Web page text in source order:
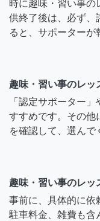
時に趣味・習い事の
供終了後は、必ず、
ると、サポーターが
趣味・習い事のレッ
「認定サポーター
すすめです。その他
を確認して、選んで
趣味・習い事のレッ
事前に、具体的に依
駐車料金、雑費も含